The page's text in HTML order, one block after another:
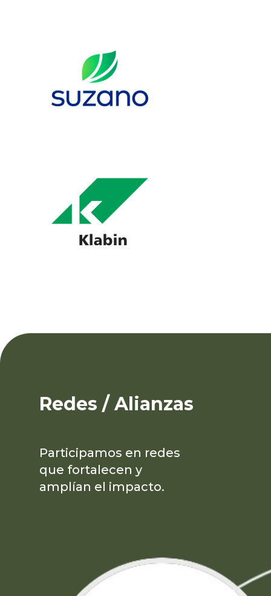
Redes / Alianzas
Participamos en redes
que fortalecen y
amplían el impacto.